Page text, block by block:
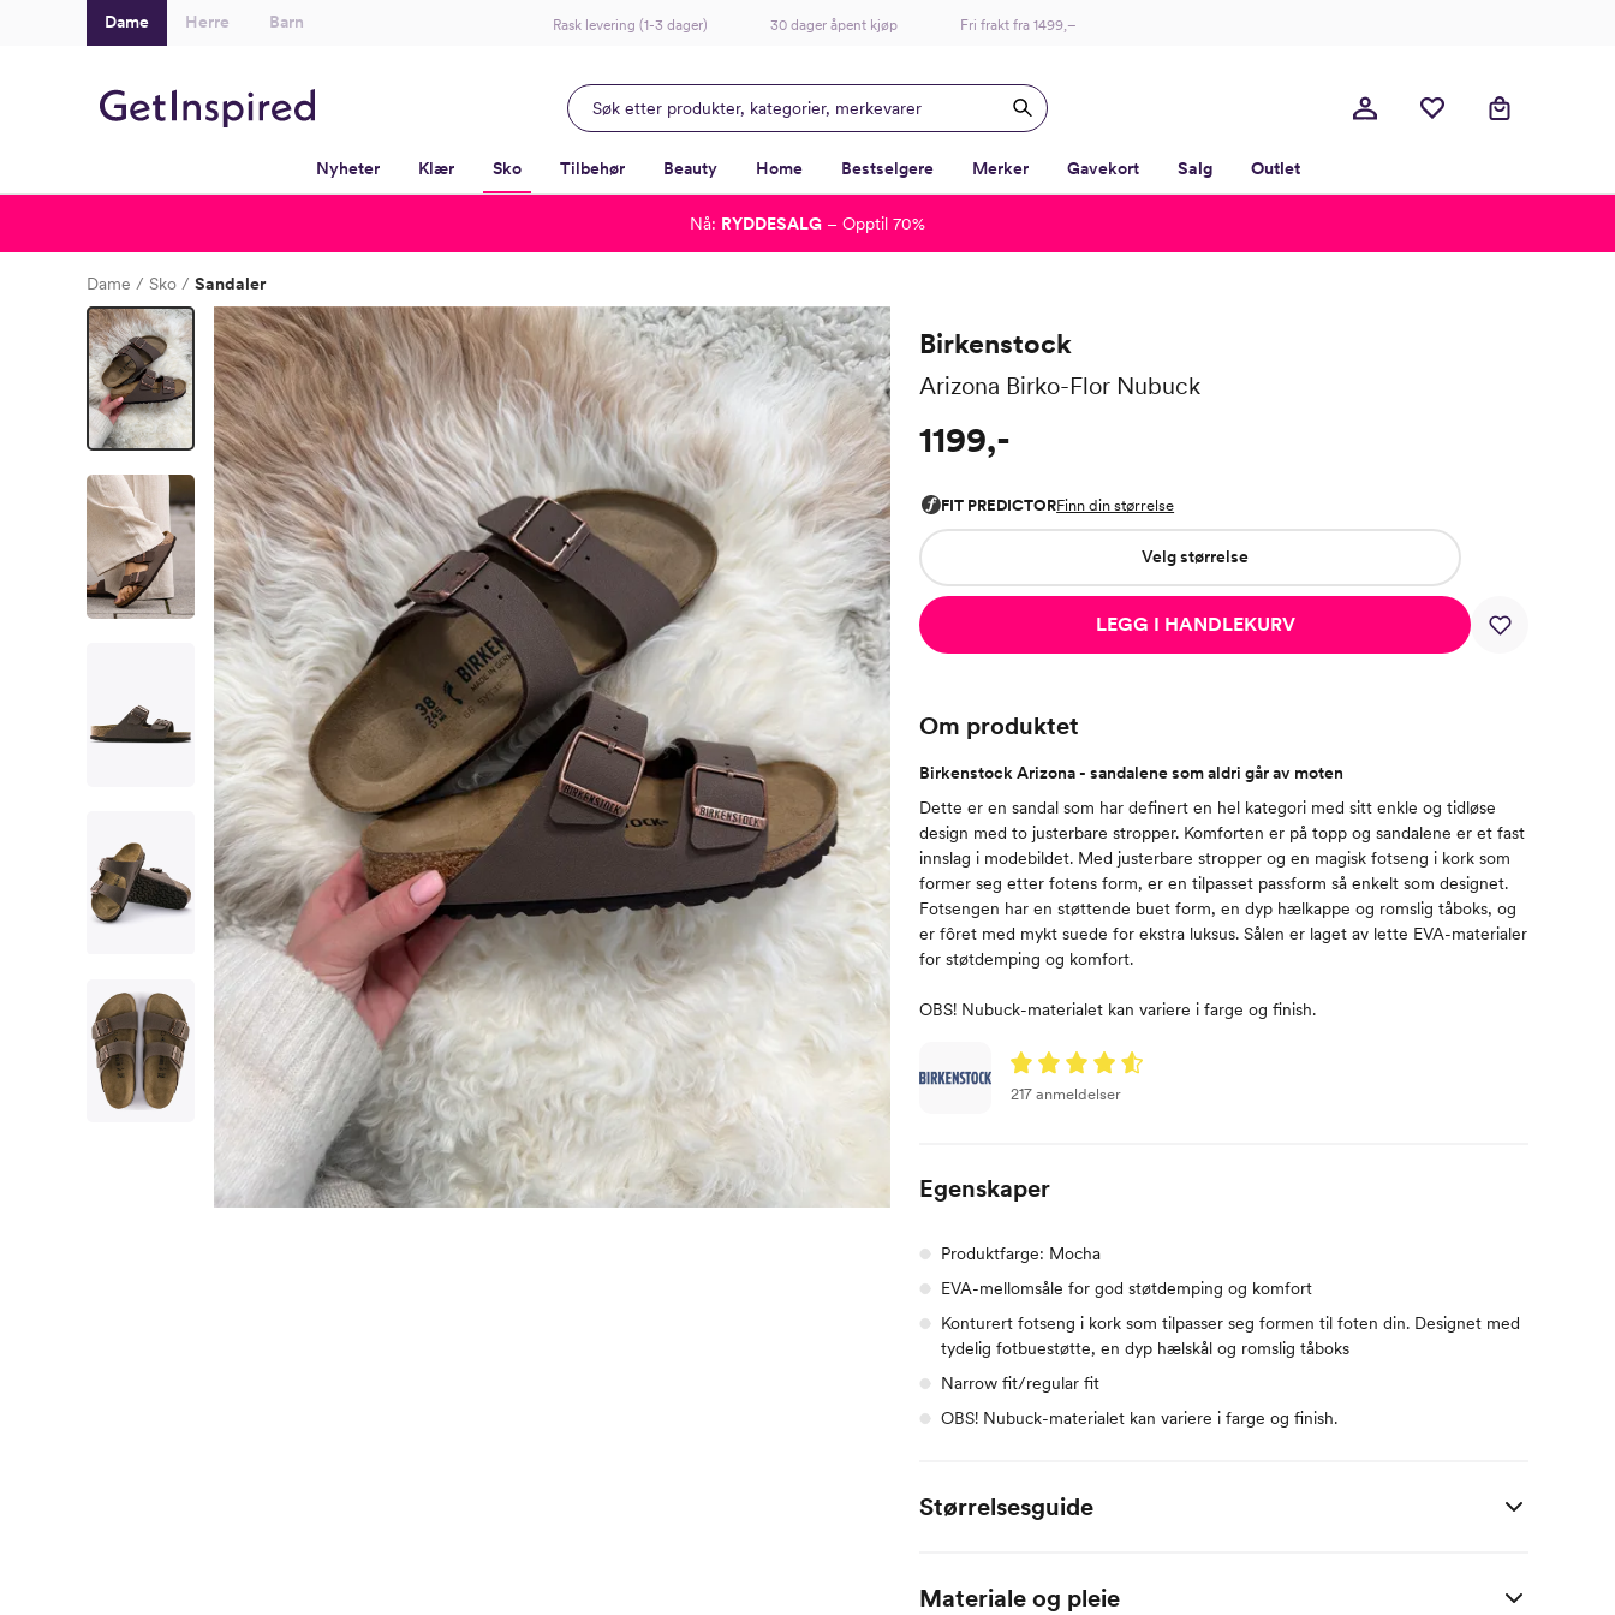
Dame Herre Barn Rask levering (1-3 dager) 30 dager åpent kjøp Fri frakt fra 1499,–
Nyheter Klær Sko Tilbehør Beauty Home Bestselgere Merker Gavekort Salg Outlet
Dame Sko Sandaler
Birkenstock
Arizona Birko-Flor Nubuck
1199,-
Velg størrelse
LEGG I HANDLEKURV
Om produktet
Birkenstock Arizona - sandalene som aldri går av moten
Dette er en sandal som har definert en hel kategori med sitt enkle og tidløse
design med to justerbare stropper. Komforten er på topp og sandalene er et fast
innslag i modebildet. Med justerbare stropper og en magisk fotseng i kork som
former seg etter fotens form, er en tilpasset passform så enkelt som designet.
Fotsengen har en støttende buet form, en dyp hælkappe og romslig tåboks, og
er fôret med mykt suede for ekstra luksus. Sålen er laget av lette EVA-materialer
for støtdemping og komfort.
OBS! Nubuck-materialet kan variere i farge og finish.
217 anmeldelser
Egenskaper
Produktfarge: Mocha
EVA-mellomsåle for god støtdemping og komfort
Konturert fotseng i kork som tilpasser seg formen til foten din. Designet med
tydelig fotbuestøtte, en dyp hælskål og romslig tåboks
Narrow fit/regular fit
OBS! Nubuck-materialet kan variere i farge og finish.
Størrelsesguide
35
Materiale og pleie
Nå: RYDDESALG – Opptil 70%
-
-
-
-